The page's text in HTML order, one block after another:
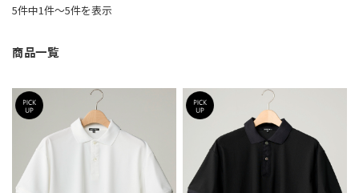
5件中1件〜5件を表示
商品一覧